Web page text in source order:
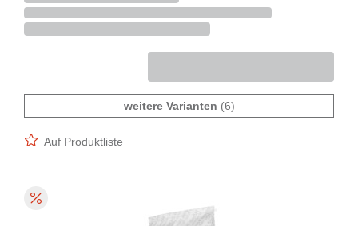
weitere Varianten (6)
Auf Produktliste